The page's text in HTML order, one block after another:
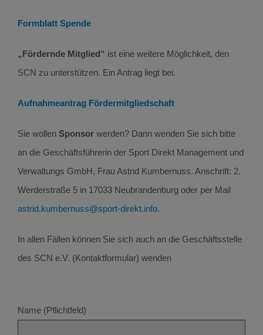
Formblatt Spende
„Fördernde Mitglied“ ist eine weitere Möglichkeit, den
SCN zu unterstützen. Ein Antrag liegt bei.
Aufnahmeantrag Fördermitgliedschaft
Sie wollen Sponsor werden? Dann wenden Sie sich bitte
an die Geschäftsführerin der Sport Direkt Management und
Verwaltungs GmbH, Frau Astrid Kumbernuss. Anschrift: 2.
Werderstraße 5 in 17033 Neubrandenburg oder per Mail
astrid.kumbernuss@sport-direkt.info.
In allen Fällen können Sie sich auch an die Geschäftsstelle
des SCN e.V. (Kontaktformular) wenden
Name (Pflichtfeld)